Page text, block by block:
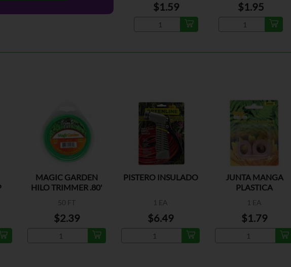
$1.59 $1.95
MAGIC GARDEN
HILO TRIMMER .80'
50 FT
$2.39
PISTERO INSULADO
1 EA
$6.49
JUNTA MANGA
PLASTICA
1 EA
$1.79